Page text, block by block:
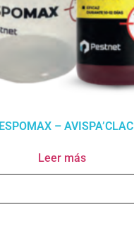
– AVISPA’CLAC
Leer más